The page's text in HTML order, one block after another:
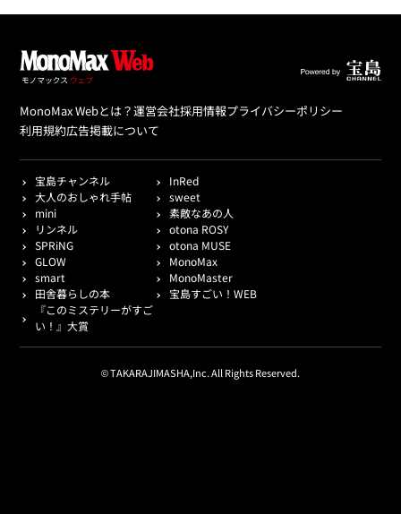
MonoMax Webとは？運営会社採用情報プライバシーポリシー
利用規約広告掲載について
宝島チャンネル
InRed
大人のおしゃれ手帖
sweet
mini
素敵なあの人
リンネル
otona ROSY
SPRiNG
otona MUSE
GLOW
MonoMax
smart
MonoMaster
田舎暮らしの本
宝島すごい！WEB
『このミステリーがすご
い！』大賞
© TAKARAJIMASHA,Inc. All Rights Reserved.